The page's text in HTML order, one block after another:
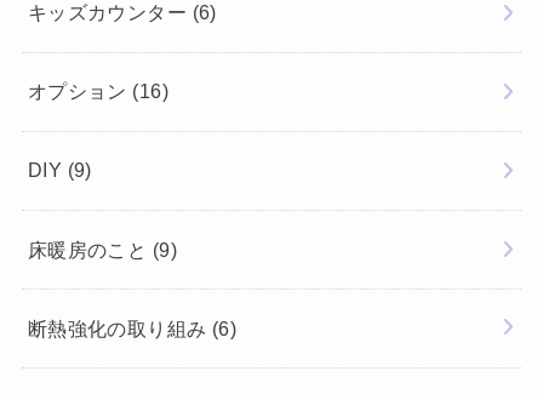
キッズカウンター (6)
オプション (16)
DIY (9)
床暖房のこと (9)
断熱強化の取り組み (6)